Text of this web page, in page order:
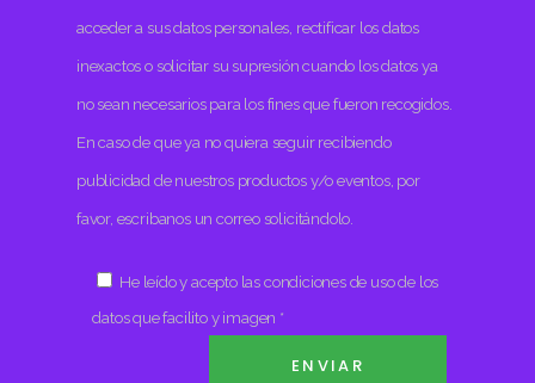
acceder a sus datos personales, rectificar los datos
inexactos o solicitar su supresión cuando los datos ya
no sean necesarios para los fines que fueron recogidos.
En caso de que ya no quiera seguir recibiendo
publicidad de nuestros productos y/o eventos, por
favor, escribanos un correo solicitándolo.
He leído y acepto las condiciones de uso de los
datos que facilito y imagen *